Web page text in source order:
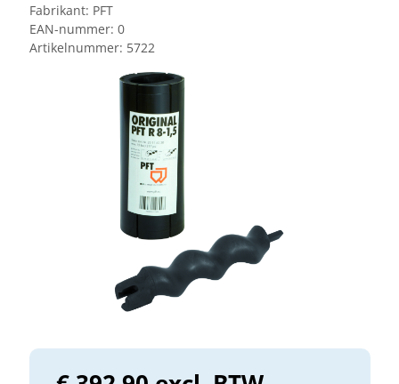
Fabrikant: PFT
EAN-nummer: 0
Artikelnummer: 5722